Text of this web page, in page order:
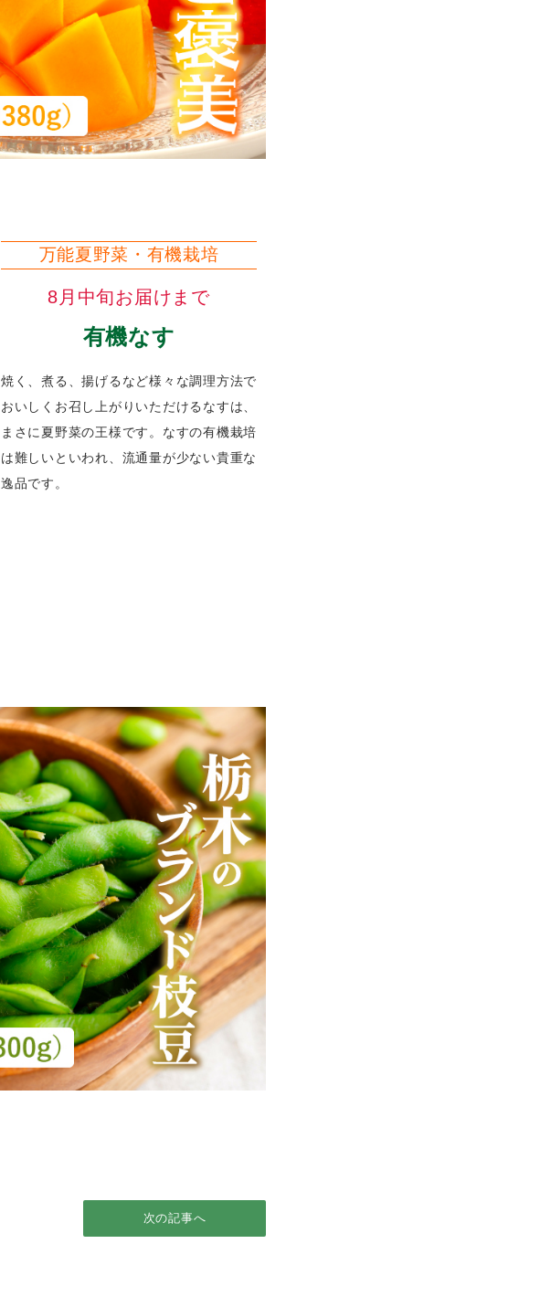
万能夏野菜・有機栽培
8月中旬お届けまで
有機なす
焼く、煮る、揚げるなど様々な調理方法で
おいしくお召し上がりいただけるなすは、
まさに夏野菜の王様です。なすの有機栽培
は難しいといわれ、流通量が少ない貴重な
逸品です。
次の記事へ